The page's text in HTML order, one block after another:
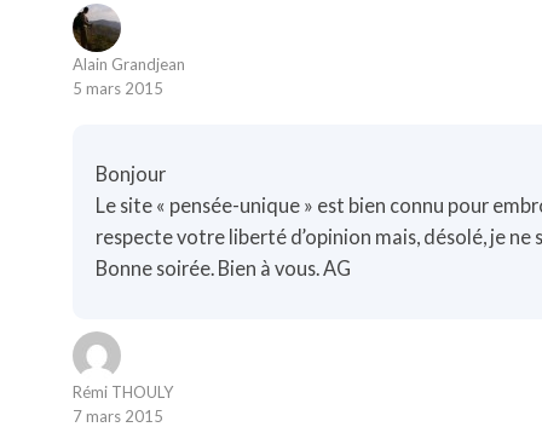
Alain Grandjean
5 mars 2015
Bonjour
Le site « pensée-unique » est bien connu pour
respecte votre liberté d’opinion mais, désolé, je
Bonne soirée. Bien à vous. AG
Rémi THOULY
7 mars 2015